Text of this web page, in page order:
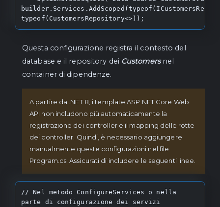
    /// Deletes a range of entities
asynchronously.
to delete.</param>
cancellation token.</param>
    Task
cancellationToken = default);
    /// <summary>
    /// Truncates the entity synchronously.
    void Truncate();
    /// <summary>
    /// Truncates the entity asynchronously.
    /// </summary>
    /// <param name="cancellationToken">The
        return Ok(newCustomer);
    }
typeof(CustomersRepository<>));
Questa configurazione registra il contesto del
database e il repository dei Customersnel
container di dipendenze.
A partire da .NET 8, i template ASP.NET Core Web
API non includono più automaticamente la
registrazione dei controller e il mapping delle rotte
dei controller. Quindi, è necessario aggiungere
manualmente queste configurazioni nel file
Program.cs. Assicurati di includere le seguenti linee.
// Nel metodo ConfigureServices o nella
parte di configurazione dei servizi